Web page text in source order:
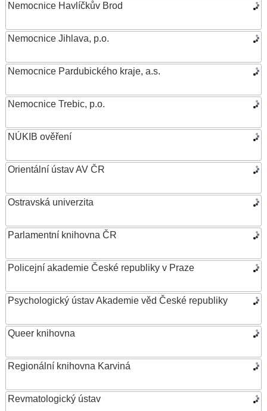
Nemocnice Havlíčkův Brod
Nemocnice Jihlava, p.o.
Nemocnice Pardubického kraje, a.s.
Nemocnice Trebic, p.o.
NÚKIB ověření
Orientální ústav AV ČR
Ostravská univerzita
Parlamentní knihovna ČR
Policejní akademie České republiky v Praze
Psychologický ústav Akademie věd České republiky
Queer knihovna
Regionální knihovna Karviná
Revmatologický ústav